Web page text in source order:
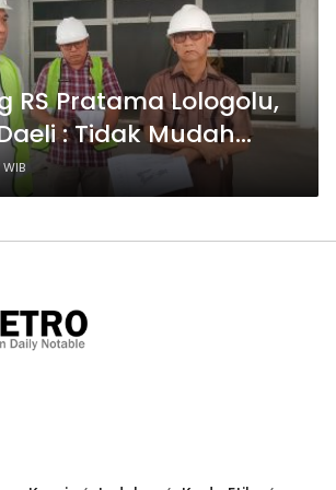
RS Pratama Lologolu,
: Tidak Mudah
Laporan